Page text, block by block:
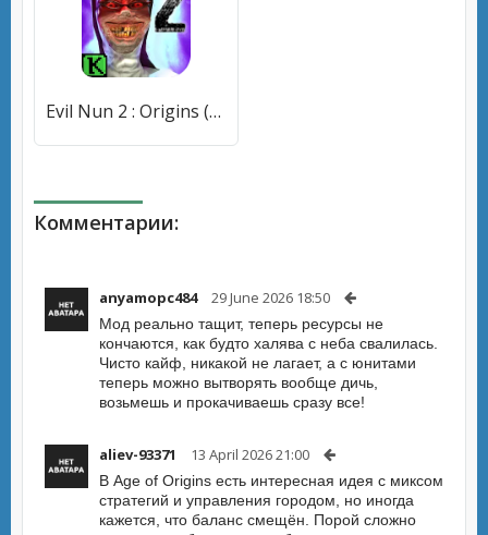
Evil Nun 2 : Origins (Ивил Нан 2) [МОД Mega Pack] APK Android
Комментарии:
anyamopc484 29 June 2026 18:50
Мод реально тащит, теперь ресурсы не
кончаются, как будто халява с неба свалилась.
Чисто кайф, никакой не лагает, а с юнитами
теперь можно вытворять вообще дичь,
возьмешь и прокачиваешь сразу все!
aliev-93371 13 April 2026 21:00
В Age of Origins есть интересная идея с миксом
стратегий и управления городом, но иногда
кажется, что баланс смещён. Порой сложно